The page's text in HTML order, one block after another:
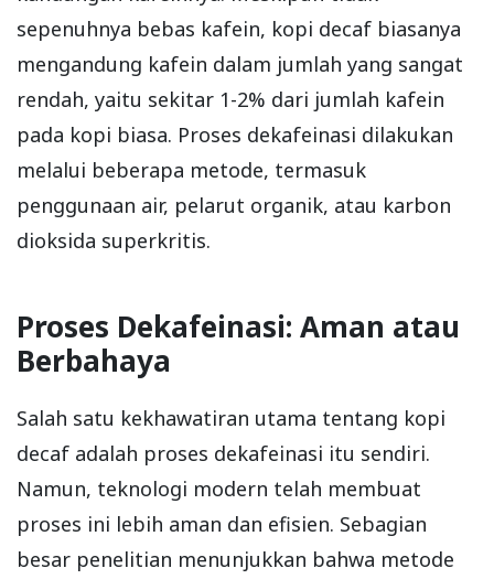
sepenuhnya bebas kafein, kopi decaf biasanya
mengandung kafein dalam jumlah yang sangat
rendah, yaitu sekitar 1-2% dari jumlah kafein
pada kopi biasa. Proses dekafeinasi dilakukan
melalui beberapa metode, termasuk
penggunaan air, pelarut organik, atau karbon
dioksida superkritis.
Proses Dekafeinasi: Aman atau
Berbahaya
Salah satu kekhawatiran utama tentang kopi
decaf adalah proses dekafeinasi itu sendiri.
Namun, teknologi modern telah membuat
proses ini lebih aman dan efisien. Sebagian
besar penelitian menunjukkan bahwa metode